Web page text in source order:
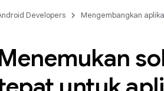
Developers Mengembangkan